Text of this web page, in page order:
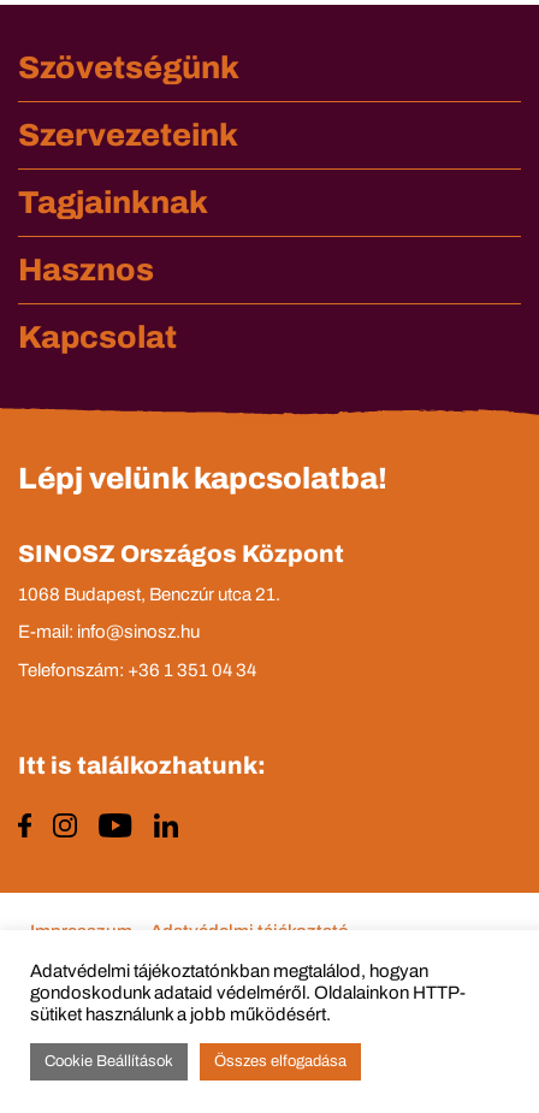
Szövetségünk
Szervezeteink
Tagjainknak
Hasznos
Kapcsolat
Lépj velünk kapcsolatba!
SINOSZ Országos Központ
1068 Budapest, Benczúr utca 21.
E-mail: info@sinosz.hu
Telefonszám: +36 1 351 04 34
Itt is találkozhatunk:
© Copyright 2015 - 2022 All Rights Reserved
Impresszum Adatvédelmi tájékoztató
Adatvédelmi tájékoztatónkban megtalálod, hogyan
gondoskodunk adataid védelméről. Oldalainkon HTTP-
sütiket használunk a jobb működésért.
Cookie Beállítások Összes elfogadása